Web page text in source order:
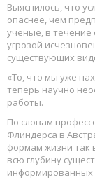
Выяснилось, что
опаснее, чем
ученые, в течение
угрозой
существующих
«То, что мы уже
теперь научно
работы.
По словам
Флиндерса в
формам жизни так
всю глубину
информированных